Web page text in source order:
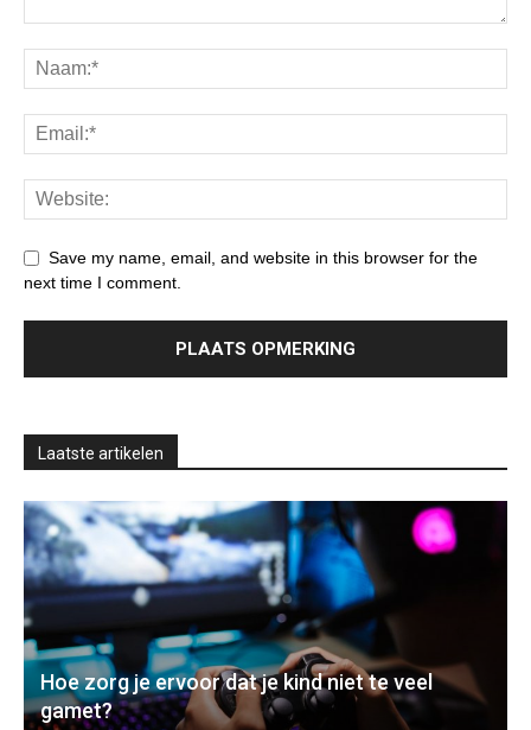
Save my name, email, and website in this browser for the
next time I comment.
Laatste artikelen
Hoe zorg je ervoor dat je kind niet te veel
gamet?